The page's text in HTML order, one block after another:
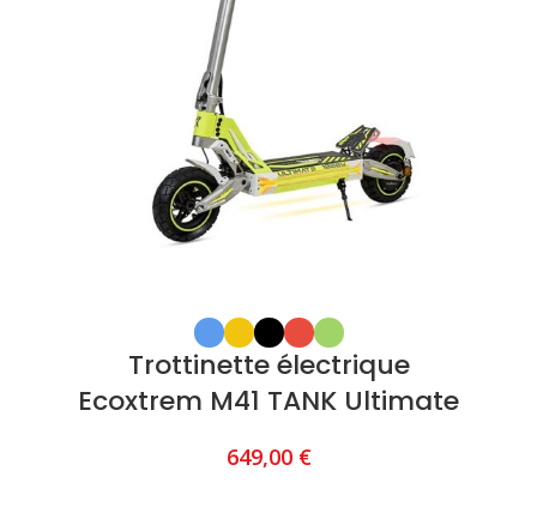
Trottinette électrique
Ecoxtrem M41 TANK Ultimate
649,00 €